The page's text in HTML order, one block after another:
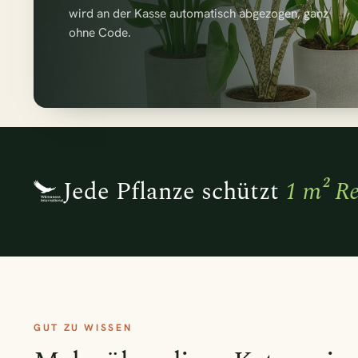
wird an der Kasse automatisch abgezogen, ganz
ohne Code.
Jede Pflanze schützt 1 m²
GUT ZU WISSEN
2x
2x